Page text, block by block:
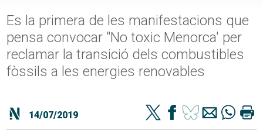
Es la primera de les manifestacions que
pensa convocar "No toxic Menorca' per
reclamar la transició dels combustibles
fòssils a les energies renovables
14/07/2019